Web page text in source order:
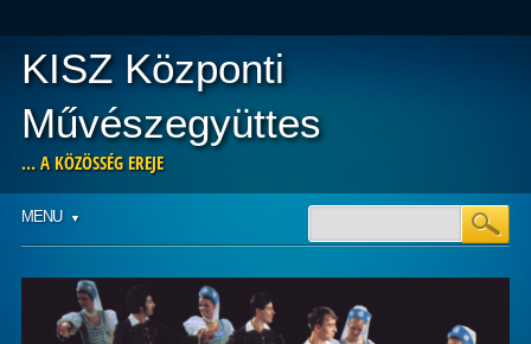
KISZ Központi
Művészegyüttes
… A KÖZÖSSÉG EREJE
Main menu
MENU